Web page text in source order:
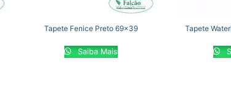
Tapete Fenice Preto 69×39
Saiba Mais
Tapete